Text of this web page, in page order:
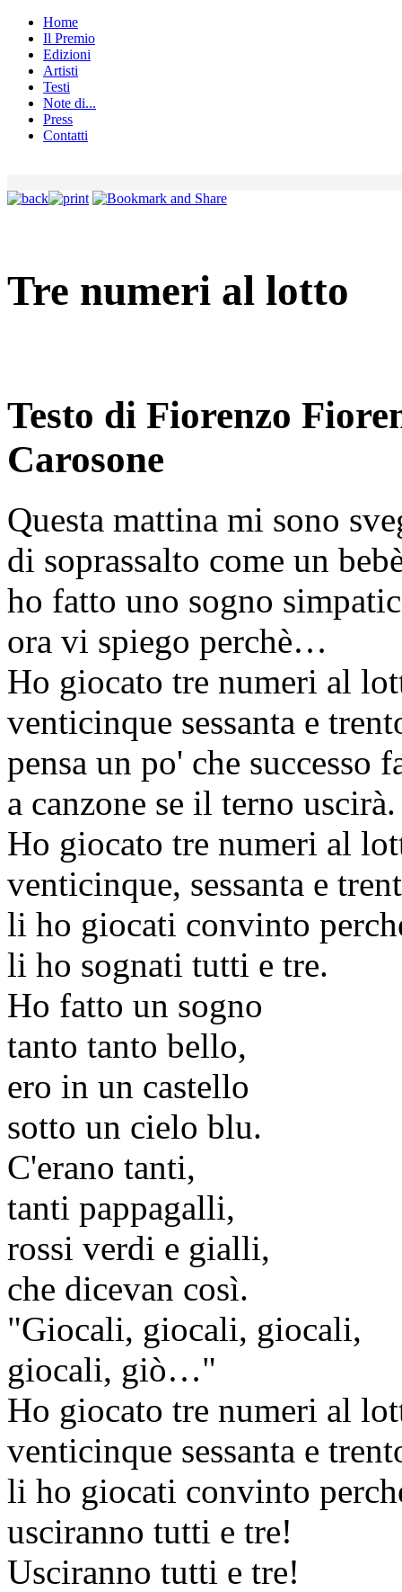
Home
Il Premio
Edizioni
Artisti
Testi
Note di...
Press
Contatti
Tre numeri al lotto
Testo di Fiorenzo
Carosone
Questa mattina mi sono
di soprassalto come un
ho fatto uno sogno
ora vi spiego perchè…
Ho giocato tre numeri al
venticinque sessanta e
pensa un po' che successo
a canzone se il terno uscirà.
Ho giocato tre numeri al
venticinque, sessanta e
li ho giocati convinto
li ho sognati tutti e tre.
Ho fatto un sogno
tanto tanto bello,
ero in un castello
sotto un cielo blu.
C'erano tanti,
tanti pappagalli,
rossi verdi e gialli,
che dicevan così.
"Giocali, giocali, giocali,
giocali, giò…"
Ho giocato tre numeri al
venticinque sessanta e
li ho giocati convinto
usciranno tutti e tre!
Usciranno tutti e tre!